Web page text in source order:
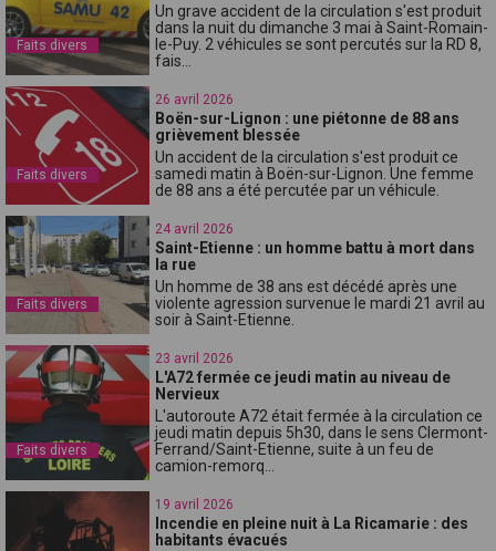
Faits divers
Un grave accident de la circulation s'est produit
dans la nuit du dimanche 3 mai à Saint-Romain-
le-Puy. 2 véhicules se sont percutés sur la RD 8,
fais...
Faits divers
26 avril 2026
Boën-sur-Lignon : une piétonne de 88 ans
grièvement blessée
Un accident de la circulation s'est produit ce
samedi matin à Boën-sur-Lignon. Une femme
de 88 ans a été percutée par un véhicule.
Faits divers
24 avril 2026
Saint-Etienne : un homme battu à mort dans
la rue
Un homme de 38 ans est décédé après une
violente agression survenue le mardi 21 avril au
soir à Saint-Etienne.
Faits divers
23 avril 2026
L'A72 fermée ce jeudi matin au niveau de
Nervieux
L'autoroute A72 était fermée à la circulation ce
jeudi matin depuis 5h30, dans le sens Clermont-
Ferrand/Saint-Etienne, suite à un feu de
camion-remorq...
19 avril 2026
Incendie en pleine nuit à La Ricamarie : des
habitants évacués